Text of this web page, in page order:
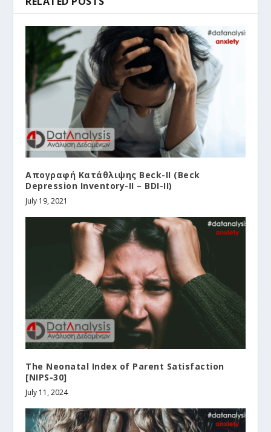
Απογραφή Κατάθλιψης Beck-II (Beck
Depression Inventory-II – BDI-II)
July 19, 2021
The Neonatal Index of Parent Satisfaction
[NIPS-30]
July 11, 2024